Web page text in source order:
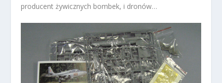
producent żywicznych bombek, i dronów…